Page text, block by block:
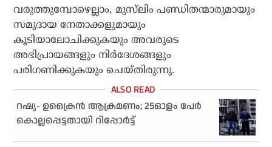
വരുത്തുമ്പോഴെല്ലാം, മുസ്‌ലിം പണ്ഡിതന്മാരുമായും
സമുദായ നേതാക്കളുമായും
കൂടിയാലോചിക്കുകയും അവരുടെ
അഭിപ്രായങ്ങളും നിർദേശങ്ങളും
പരിഗണിക്കുകയും ചെയ്തിരുന്നു.
റഷ്യ- ഉക്രൈന്‍ ആക്രമണം; 25ഓളം പേര്‍
കൊല്ലപ്പെട്ടതായി റിപ്പോര്‍ട്ട്